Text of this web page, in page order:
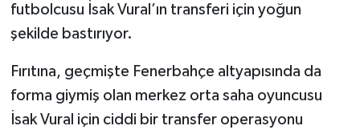
futbolcusu İsak Vural’ın transferi için yoğun
şekilde bastırıyor.
Fırıtına, geçmişte Fenerbahçe altyapısında da
forma giymiş olan merkez orta saha oyuncusu
İsak Vural için ciddi bir transfer operasyonu